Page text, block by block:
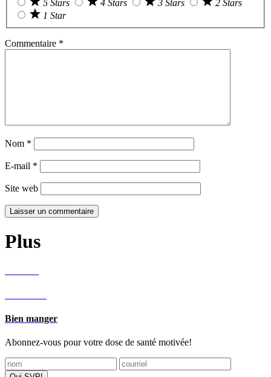
5 Stars
4 Stars 3 Stars
2 Stars
1 Star
Commentaire *
Nom *
E-mail *
Site web
Plus
Bien manger
Abonnez-vous pour votre dose de santé motivée!